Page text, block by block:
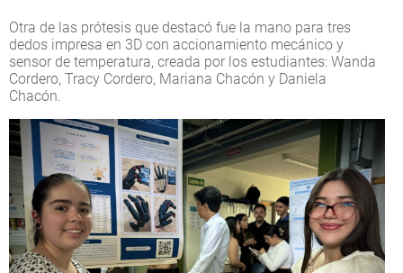
Otra de las prótesis que destacó fue la mano para tres
dedos impresa en 3D con accionamiento mecánico y
sensor de temperatura, creada por los estudiantes: Wanda
Cordero, Tracy Cordero, Mariana Chacón y Daniela
Chacón.